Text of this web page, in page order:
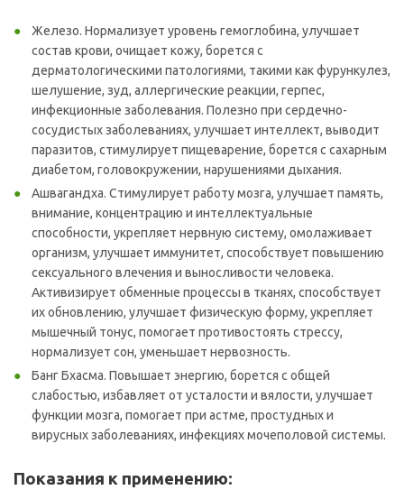
Железо. Нормализует уровень гемоглобина, улучшает
состав крови, очищает кожу, борется с
дерматологическими патологиями, такими как фурункулез,
шелушение, зуд, аллергические реакции, герпес,
инфекционные заболевания. Полезно при сердечно-
сосудистых заболеваниях, улучшает интеллект, выводит
паразитов, стимулирует пищеварение, борется с сахарным
диабетом, головокружении, нарушениями дыхания.
Ашвагандха. Стимулирует работу мозга, улучшает память,
внимание, концентрацию и интеллектуальные
способности, укрепляет нервную систему, омолаживает
организм, улучшает иммунитет, способствует повышению
сексуального влечения и выносливости человека.
Активизирует обменные процессы в тканях, способствует
их обновлению, улучшает физическую форму, укрепляет
мышечный тонус, помогает противостоять стрессу,
нормализует сон, уменьшает нервозность.
Банг Бхасма. Повышает энергию, борется с общей
слабостью, избавляет от усталости и вялости, улучшает
функции мозга, помогает при астме, простудных и
вирусных заболеваниях, инфекциях мочеполовой системы.
Показания к применению: